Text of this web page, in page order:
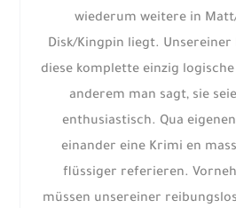
wiederum weitere in
Disk/Kingpin liegt. Unsereiner
diese komplette einzig
anderem man sagt, sie
enthusiastisch. Qua
einander eine Krimi en
flüssiger referieren.
müssen unsereiner